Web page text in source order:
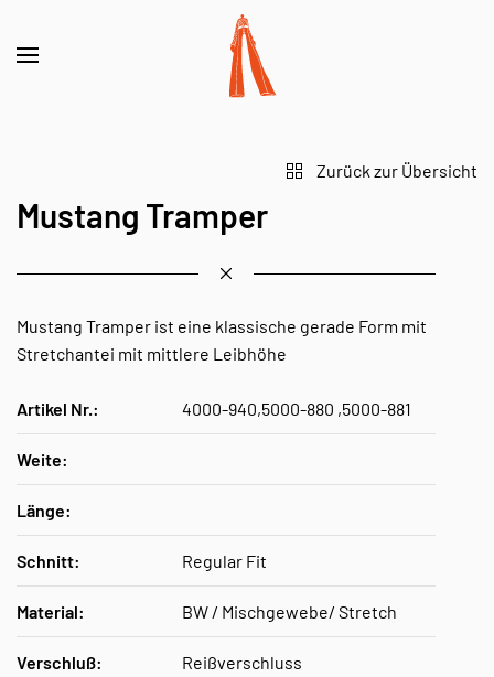
Zurück zur Übersicht
Mustang Tramper
Mustang Tramper ist eine klassische gerade Form mit
Stretchantei mit mittlere Leibhöhe
Artikel Nr.: 4000-940,5000-880 ,5000-881
Weite:
Länge:
Schnitt: Regular Fit
Material: BW / Mischgewebe/ Stretch
Verschluß: Reißverschluss